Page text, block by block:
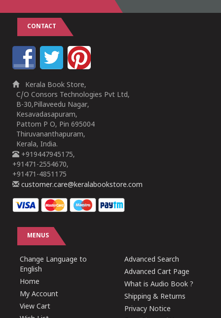
CONTACT
Kerala Book Store,
C/O Consors Technologies Pvt Ltd,
B-30,Pillaveedu Nagar,
Kesavadasapuram,
Pattom P O, Pin 695004
Thiruvananthapuram,
Kerala, India.
+919447945175,
+91471-2554670,
+91471-4851175
customer.care@keralabookstore.com
MENUS
Change Language to
English
Home
My Account
View Cart
Advanced Search
Advanced Cart Page
What is Audio Book ?
Shipping & Returns
Privacy Notice